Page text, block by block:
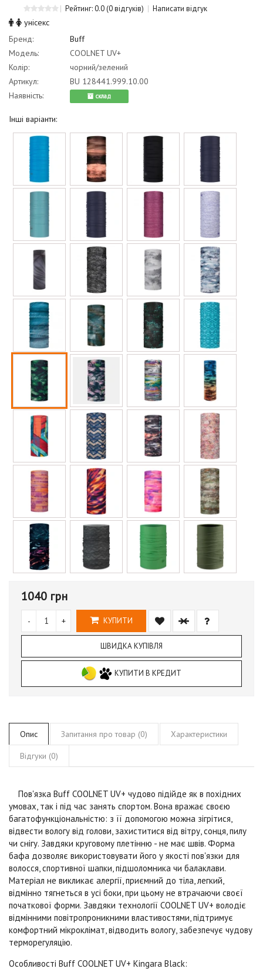
Рейтинг: 0.0(0 відгуків) Написати відгук
унісекс
Бренд:
Buff
Модель:
COOLNET UV+
Колір:
чорний/зелений
Артикул:
BU 128441.999.10.00
Наявність:
cклад
Інші варіанти:
1040 грн
- + КУПИТИ
ШВИДКА КУПІВЛЯ
КУПИТИ В КРЕДИТ
Опис Запитання про товар (0) Характеристики
Відгуки (0)
Пов'язка Buff COOLNET UV+ чудово підійде як в похідних
умовах, так і під час занять спортом. Вона вражає своєю
багатофункціональністю: з її допомогою можна зігрітися,
відвести вологу від голови, захиститися від вітру, сонця, пилу
чи снігу. Завдяки круговому плетінню - не має швів. Форма
бафа дозволяє використовувати його у якості пов'язки для
волосся, спортивної шапки, підшоломника чи балаклави.
Матеріал не викликає алергії, приємний до тіла, легкий,
відмінно тягнеться в усі боки, при цьому не втрачаючи своєї
початкової форми. Завдяки технології COOLNET UV+ володіє
відмінними повітропроникними властивостями, підтримує
комфортний мікроклімат, відводить вологу, забезпечує чудову
терморегуляцію.
Особливості Buff COOLNET UV+ Kingara Black: